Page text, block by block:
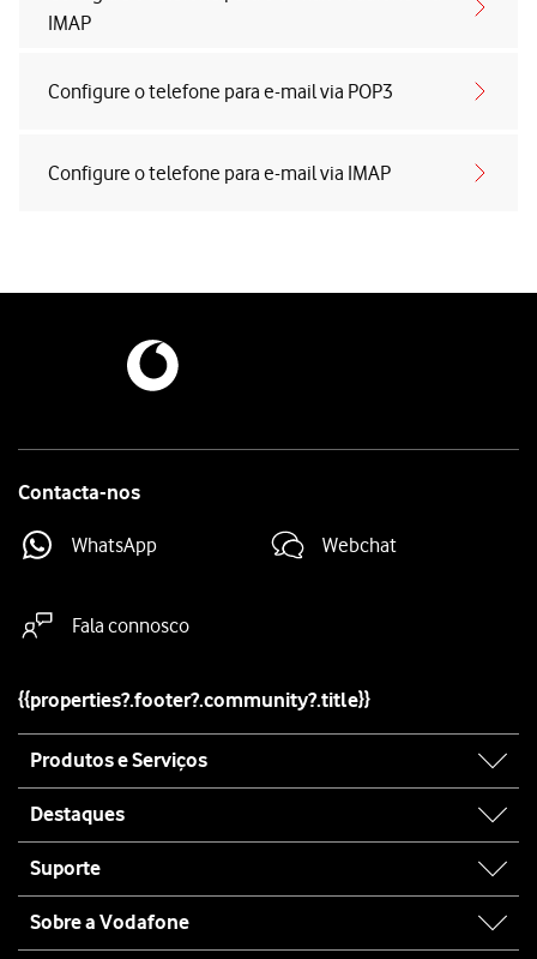
IMAP
Configure o telefone para e-mail via POP3
Configure o telefone para e-mail via IMAP
Contacta-nos
WhatsApp Webchat
Fala connosco
{{properties?.footer?.community?.title}}
map
Produtos e Serviços
Destaques
Suporte
Sobre a Vodafone